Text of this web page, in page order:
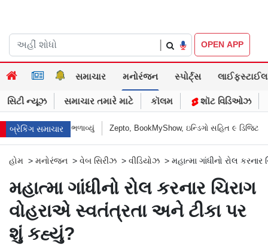
OPEN APP
સમાચાર મનોરંજન સ્પોર્ટ્સ લાઈફસ્ટાઈલ
સિટી ન્યૂઝ સમાચાર તમારે માટે કૉલમ શૉટ વિડિઓઝ
બ્રેકિંગ સમાચાર
સંભળાવ્યું Zepto, BookMyShow, ઇન્ડિગો સહિત ૯ ડિજિટલ પ્લેટફોર્મ્સને
હોમ > મનોરંજન > વેબ સિરીઝ > વીડિયોઝ > મહાત્મા ગાંધીનો રોલ
મહાત્મા ગાંધીનો રોલ કરનાર ચિરાગ
વોહરાએ સ્વતંત્રતા અને ટીકા પર
શું કહ્યું?